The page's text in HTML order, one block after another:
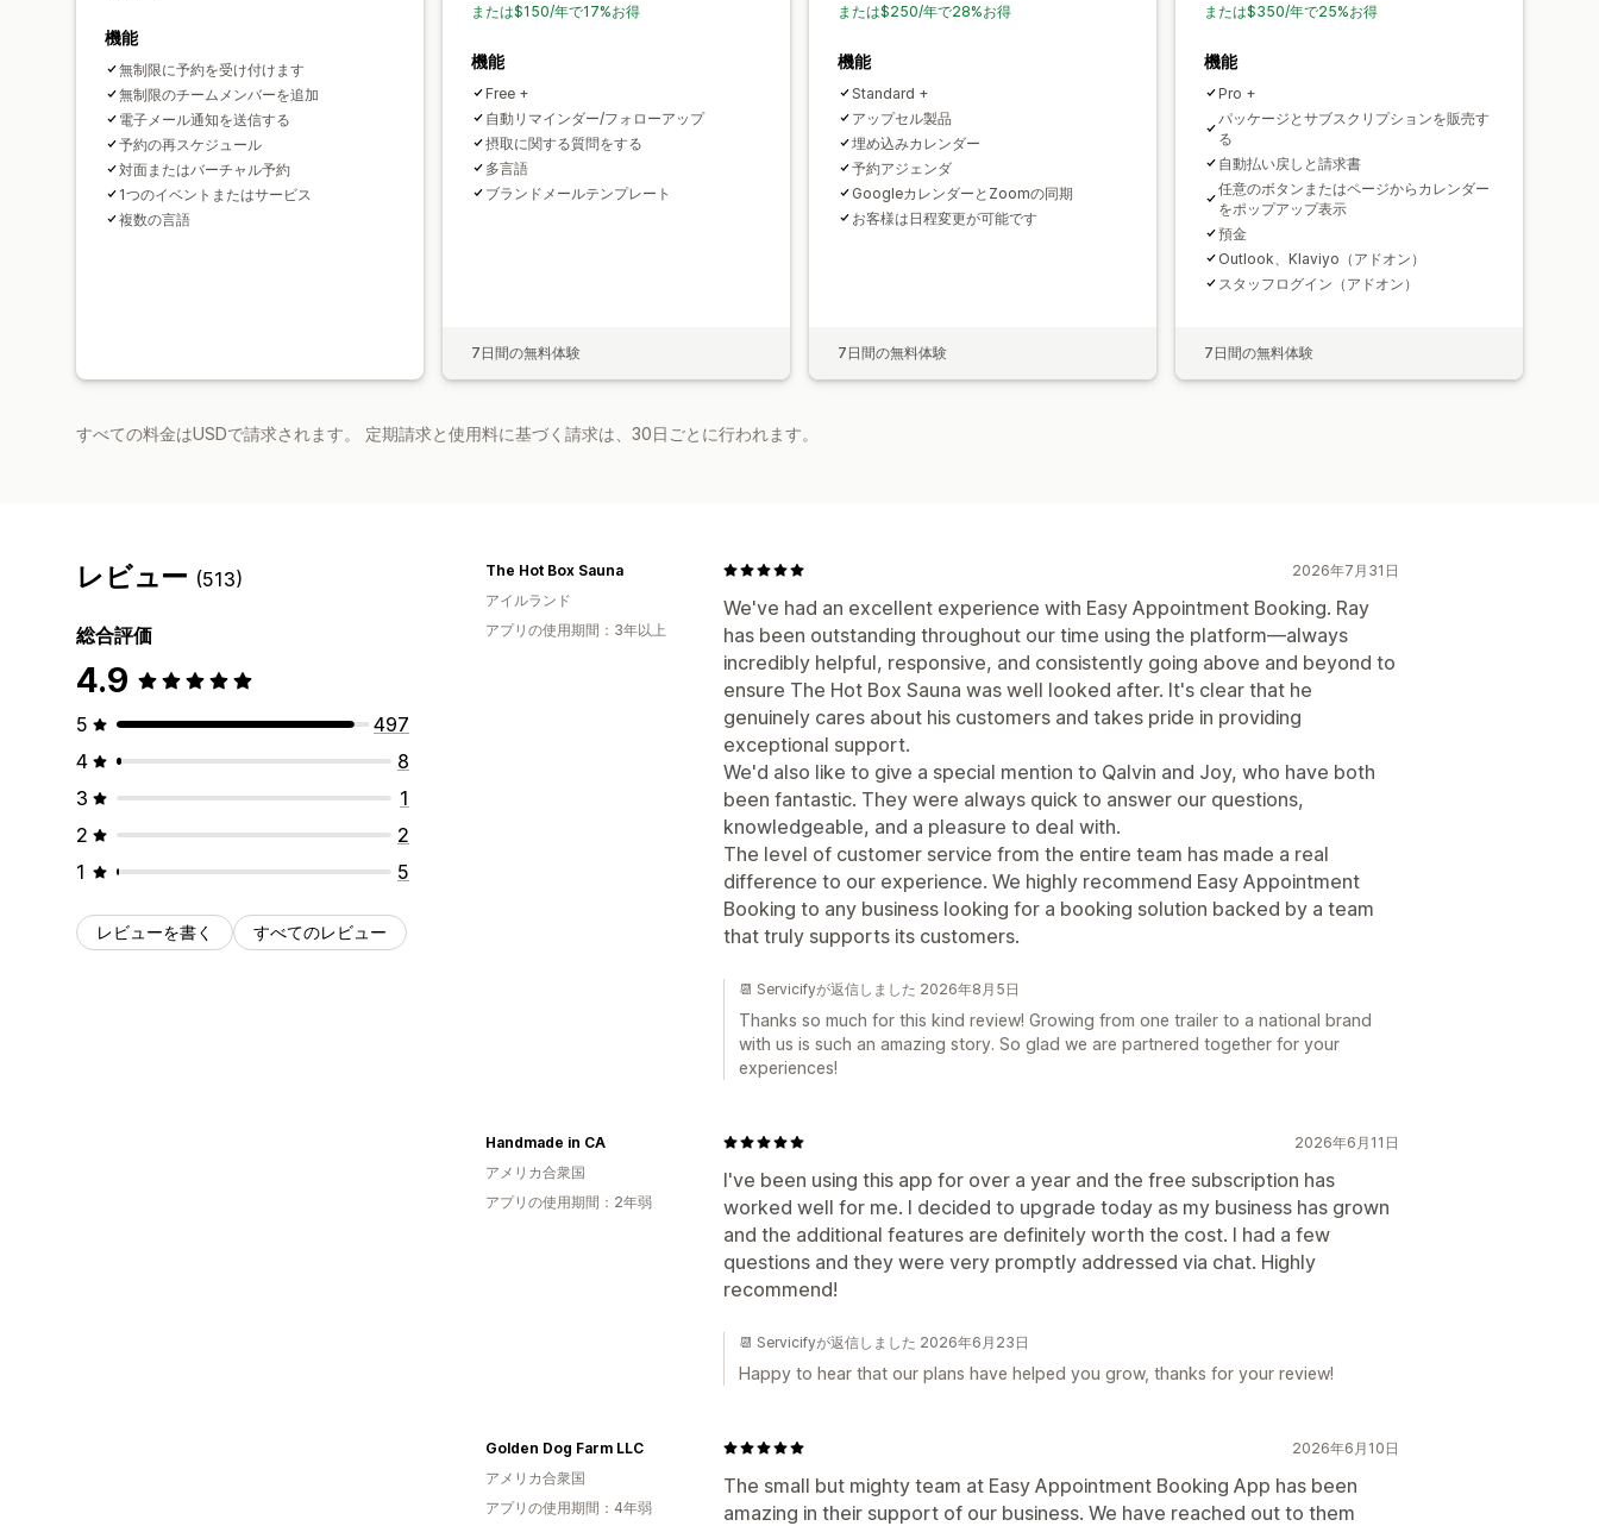
機能
無制限に予約を受け付けます
無制限のチームメンバーを追加
電子メール通知を送信する
予約の再スケジュール
対面またはバーチャル予約
1つのイベントまたはサービス
複数の言語
または$150/年で17%お得
機能
Free +
自動リマインダー/フォローアップ
摂取に関する質問をする
多言語
ブランドメールテンプレート
7日間の無料体験
または$250/年で28%お得
機能
Standard +
アップセル製品
埋め込みカレンダー
予約アジェンダ
GoogleカレンダーとZoomの同期
お客様は日程変更が可能です
7日間の無料体験
または$350/年で25%お得
機能
Pro +
パッケージとサブスクリプションを販売す
る
自動払い戻しと請求書
任意のボタンまたはページからカレンダー
をポップアップ表示
預金
Outlook、Klaviyo（アドオン）
スタッフログイン（アドオン）
7日間の無料体験
すべての料金はUSDで請求されます。 定期請求と使用料に基づく請求は、30日ごとに行われます。
レビュー (513)
総合評価
4.9
5
497
4
8
3
1
2
2
1
5
レビューを書く すべてのレビュー
2026年7月31日
We've had an excellent experience with Easy Appointment Booking. Ray
has been outstanding throughout our time using the platform—always
incredibly helpful, responsive, and consistently going above and beyond to
ensure The Hot Box Sauna was well looked after. It's clear that he
genuinely cares about his customers and takes pride in providing
exceptional support.
We'd also like to give a special mention to Qalvin and Joy, who have both
been fantastic. They were always quick to answer our questions,
knowledgeable, and a pleasure to deal with.
The level of customer service from the entire team has made a real
difference to our experience. We highly recommend Easy Appointment
Booking to any business looking for a booking solution backed by a team
that truly supports its customers.
The Hot Box Sauna
アイルランド
アプリの使用期間：3年以上
📆 Servicifyが返信しました 2026年8月5日
Thanks so much for this kind review! Growing from one trailer to a national brand
with us is such an amazing story. So glad we are partnered together for your
experiences!
2026年6月11日
I've been using this app for over a year and the free subscription has
worked well for me. I decided to upgrade today as my business has grown
and the additional features are definitely worth the cost. I had a few
questions and they were very promptly addressed via chat. Highly
recommend!
Handmade in CA
アメリカ合衆国
アプリの使用期間：2年弱
📆 Servicifyが返信しました 2026年6月23日
Happy to hear that our plans have helped you grow, thanks for your review!
2026年6月10日
The small but mighty team at Easy Appointment Booking App has been
amazing in their support of our business. We have reached out to them
Golden Dog Farm LLC
アメリカ合衆国
アプリの使用期間：4年弱